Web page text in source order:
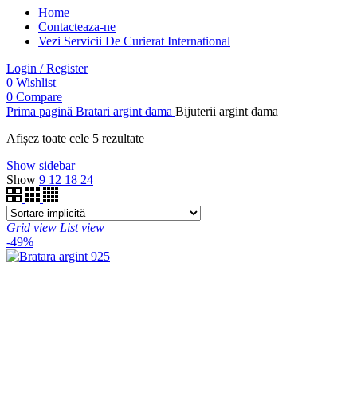
Home
Contacteaza-ne
Vezi Servicii De Curierat International
Login / Register
0 Wishlist
0 Compare
Prima pagină Bratari argint dama Bijuterii argint dama
Afișez toate cele 5 rezultate
Show sidebar
Show 9 12 18 24
Grid view List view
-49%